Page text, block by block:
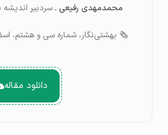
محمدمهدی رفیعی ـ سردبیر
🗞️ بهشتی‌نگار، شماره سی و هشتم، اسفند
دانلود مقاله